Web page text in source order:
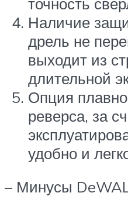
Наличие
дрель не
выходит из
длительной
Опция
реверса, за
удобно и
– Минусы